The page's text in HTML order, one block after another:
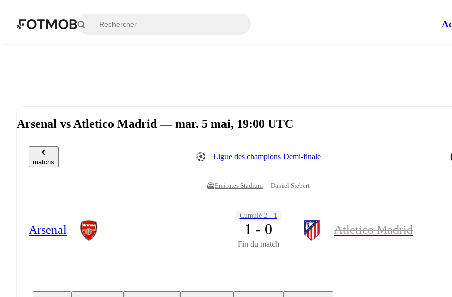
Arsenal vs Atletico Madrid — mar. 5 mai, 19:00 UTC
matchs
Ligue des champions Demi-finale
Emirates Stadium Daniel Siebert
Arsenal
Cumulé 2 - 1
1 - 0
Fin du match
Atletico Madrid